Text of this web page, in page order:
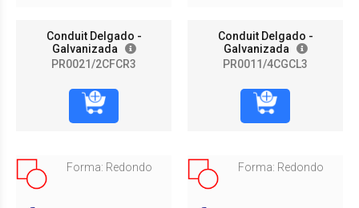
Conduit Delgado -
Galvanizada
PR0021/2CFCR3
Conduit Delgado -
Galvanizada
PR0011/4CGCL3
Forma: Redondo Forma: Redondo